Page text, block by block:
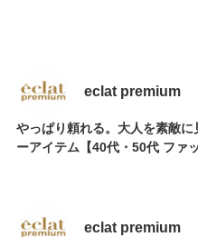
eclat premium
やっぱり頼れる。大人を素敵に
ーアイテム【40代・50代 ファッ
eclat premium